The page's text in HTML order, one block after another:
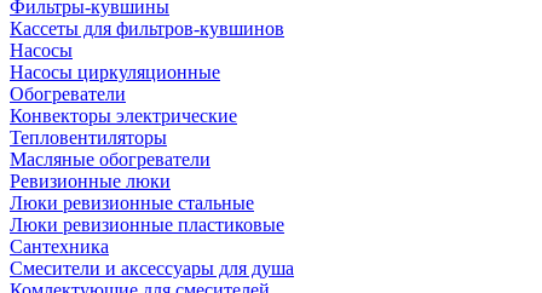
Фильтры-кувшины
Кассеты для фильтров-кувшинов
Насосы
Насосы циркуляционные
Обогреватели
Конвекторы электрические
Тепловентиляторы
Масляные обогреватели
Ревизионные люки
Люки ревизионные стальные
Люки ревизионные пластиковые
Сантехника
Смесители и аксессуары для душа